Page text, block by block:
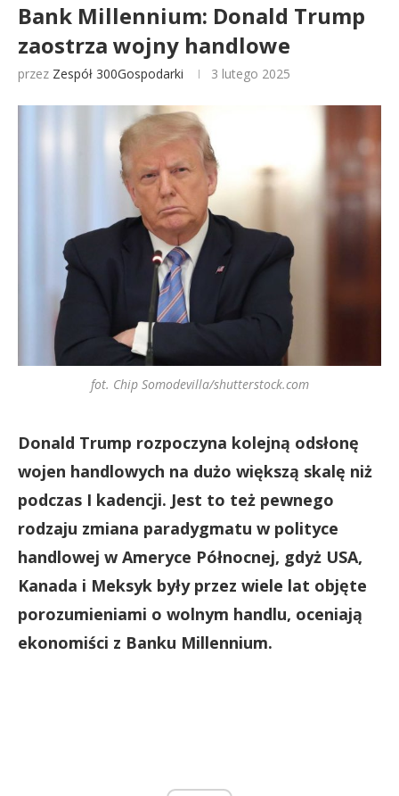
Bank Millennium: Donald Trump
zaostrza wojny handlowe
przez Zespół 300Gospodarki 3 lutego 2025
fot. Chip Somodevilla/shutterstock.com
Donald Trump rozpoczyna kolejną odsłonę
wojen handlowych na dużo większą skalę niż
podczas I kadencji. Jest to też pewnego
rodzaju zmiana paradygmatu w polityce
handlowej w Ameryce Północnej, gdyż USA,
Kanada i Meksyk były przez wiele lat objęte
porozumieniami o wolnym handlu, oceniają
ekonomiści z Banku Millennium.